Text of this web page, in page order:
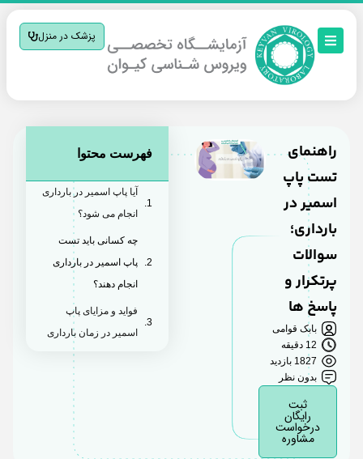
پزشک در منزل
راهنمای
تست پاپ
اسمیر در
بارداری؛
سوالات
پرتکرار و
پاسخ‌ ها
بابک قوامی
12 دقیقه
1827 بازدید
بدون نظر
رایگان
درخواست
مشاوره
فهرست محتوا
آیا پاپ اسمیر در بارداری
انجام می شود؟
چه کسانی باید تست
پاپ اسمیر در بارداری
انجام دهند؟
فواید و مزایای پاپ
اسمیر در زمان بارداری
زمان مناسب برای انجام
اسمیر در دوران بارداری
و تفاوت‌های آن با حالت